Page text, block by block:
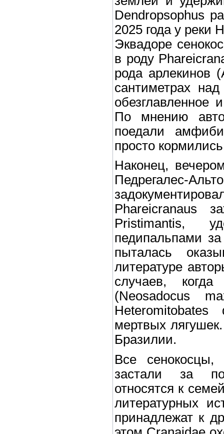
Dendropsophus
2025 года у реки
Эквадоре
в роду
рода арлекинов
сантиметрах
обезглавленное
По мнению
поедали
просто
Наконец,
Педрегалес-
Phareicranaus
Pristimantis,
педипальпами
пыталась
литературе
случаев,
(Neosadocus
мертвых
Бразилии.
Все сенокосцы,
застали за
относятся к
литературных
принадлежат к